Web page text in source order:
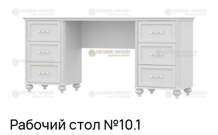
Рабочий стол №10.1